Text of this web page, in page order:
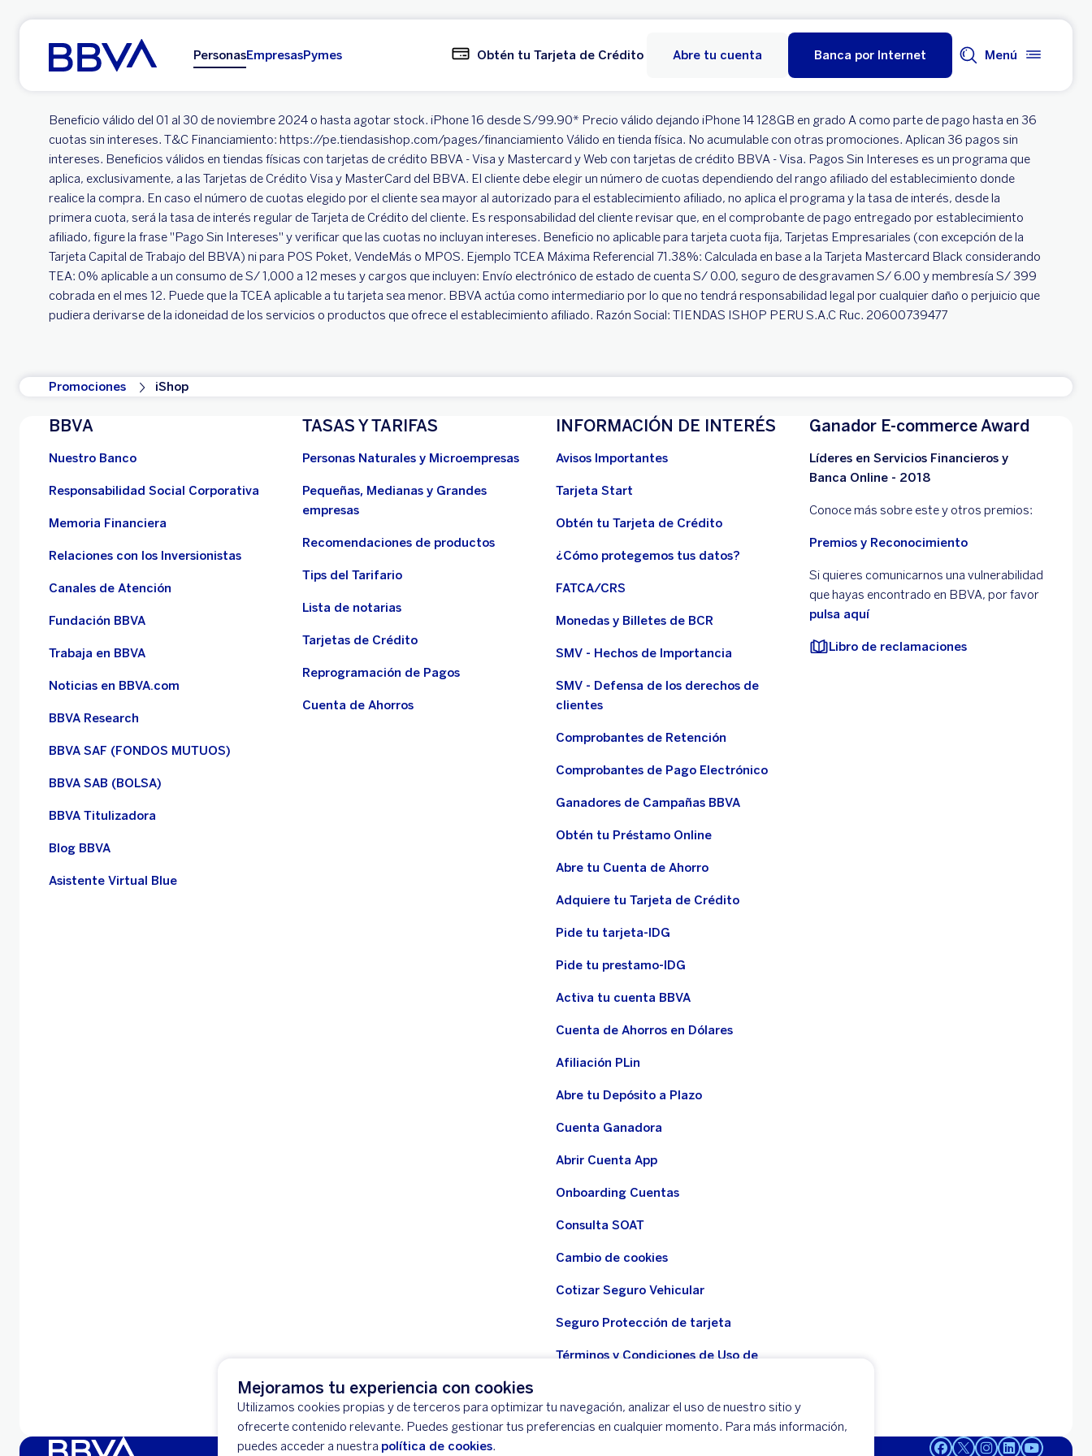
Mejoramos tu experiencia con cookies
Utilizamos cookies propias y de terceros para optimizar tu navegación, analizar el uso de nuestro sitio y
ofrecerte contenido relevante. Puedes gestionar tus preferencias en cualquier momento. Para más información,
puedes acceder a nuestra política de cookies.
Ir al contenido principal
PersonasEmpresasPymes Obtén tu Tarjeta de Crédito Abre tu cuenta Banca por Internet Menú
Beneficio válido del 01 al 30 de noviembre 2024 o hasta agotar stock. iPhone 16 desde S/99.90* Precio válido dejando iPhone 14 128GB en grado A como parte de pago hasta en 36
cuotas sin intereses. T&C Financiamiento: https://pe.tiendasishop.com/pages/financiamiento Válido en tienda física. No acumulable con otras promociones. Aplican 36 pagos sin
intereses. Beneficios válidos en tiendas físicas con tarjetas de crédito BBVA - Visa y Mastercard y Web con tarjetas de crédito BBVA - Visa. Pagos Sin Intereses es un programa que
aplica, exclusivamente, a las Tarjetas de Crédito Visa y MasterCard del BBVA. El cliente debe elegir un número de cuotas dependiendo del rango afiliado del establecimiento donde
realice la compra. En caso el número de cuotas elegido por el cliente sea mayor al autorizado para el establecimiento afiliado, no aplica el programa y la tasa de interés, desde la
primera cuota, será la tasa de interés regular de Tarjeta de Crédito del cliente. Es responsabilidad del cliente revisar que, en el comprobante de pago entregado por establecimiento
afiliado, figure la frase "Pago Sin Intereses" y verificar que las cuotas no incluyan intereses. Beneficio no aplicable para tarjeta cuota fija, Tarjetas Empresariales (con excepción de la
Tarjeta Capital de Trabajo del BBVA) ni para POS Poket, VendeMás o MPOS. Ejemplo TCEA Máxima Referencial 71.38%: Calculada en base a la Tarjeta Mastercard Black considerando
TEA: 0% aplicable a un consumo de S/ 1,000 a 12 meses y cargos que incluyen: Envío electrónico de estado de cuenta S/ 0.00, seguro de desgravamen S/ 6.00 y membresía S/ 399
cobrada en el mes 12. Puede que la TCEA aplicable a tu tarjeta sea menor. BBVA actúa como intermediario por lo que no tendrá responsabilidad legal por cualquier daño o perjuicio que
pudiera derivarse de la idoneidad de los servicios o productos que ofrece el establecimiento afiliado. Razón Social: TIENDAS ISHOP PERU S.A.C Ruc. 20600739477
Promociones iShop
BBVA
Nuestro Banco
Responsabilidad Social Corporativa
Memoria Financiera
Relaciones con los Inversionistas
Canales de Atención
Fundación BBVA
Trabaja en BBVA
Noticias en BBVA.com
BBVA Research
BBVA SAF (FONDOS MUTUOS)
BBVA SAB (BOLSA)
BBVA Titulizadora
Blog BBVA
Asistente Virtual Blue
TASAS Y TARIFAS
Personas Naturales y Microempresas
Pequeñas, Medianas y Grandes
empresas
Recomendaciones de productos
Tips del Tarifario
Lista de notarias
Tarjetas de Crédito
Reprogramación de Pagos
Cuenta de Ahorros
INFORMACIÓN DE INTERÉS
Avisos Importantes
Tarjeta Start
Obtén tu Tarjeta de Crédito
¿Cómo protegemos tus datos?
FATCA/CRS
Monedas y Billetes de BCR
SMV - Hechos de Importancia
SMV - Defensa de los derechos de
clientes
Comprobantes de Retención
Comprobantes de Pago Electrónico
Ganadores de Campañas BBVA
Obtén tu Préstamo Online
Abre tu Cuenta de Ahorro
Adquiere tu Tarjeta de Crédito
Pide tu tarjeta-IDG
Pide tu prestamo-IDG
Activa tu cuenta BBVA
Cuenta de Ahorros en Dólares
Afiliación PLin
Abre tu Depósito a Plazo
Cuenta Ganadora
Abrir Cuenta App
Onboarding Cuentas
Consulta SOAT
Cambio de cookies
Cotizar Seguro Vehicular
Seguro Protección de tarjeta
Términos y Condiciones de Uso de
Seguro Protección de tarjeta -
Seguridad
Ganador E-commerce Award
Líderes en Servicios Financieros y
Banca Online - 2018
Conoce más sobre este y otros premios:
Premios y Reconocimiento
Si quieres comunicarnos una vulnerabilidad
que hayas encontrado en BBVA, por favor
pulsa aquí
Libro de reclamaciones